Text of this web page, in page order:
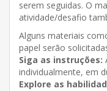
serem seguidas. O
atividade/desafio
Alguns materiais
papel serão
Siga as instruções:
individualmente, em
Explore as